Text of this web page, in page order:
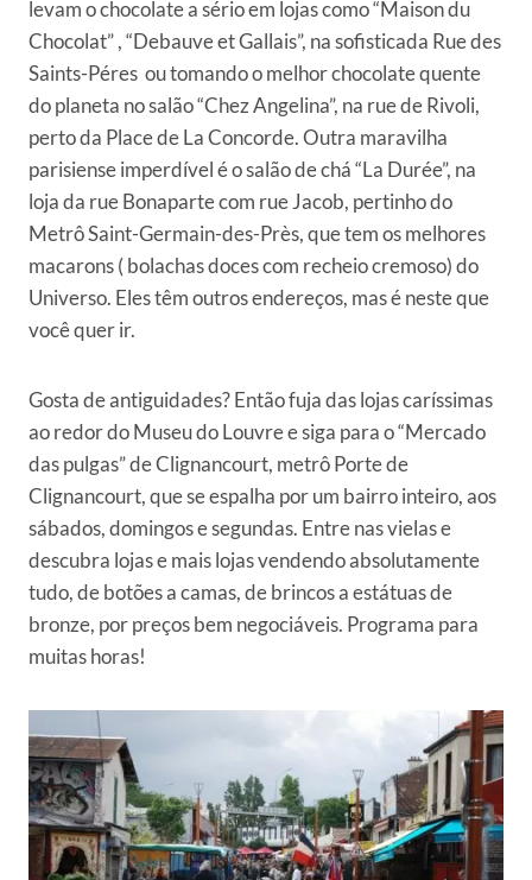
levam o chocolate a sério em lojas como “Maison du
Chocolat” , “Debauve et Gallais”, na sofisticada Rue des
Saints-Péres ou tomando o melhor chocolate quente
do planeta no salão “Chez Angelina”, na rue de Rivoli,
perto da Place de La Concorde. Outra maravilha
parisiense imperdível é o salão de chá “La Durée”, na
loja da rue Bonaparte com rue Jacob, pertinho do
Metrô Saint-Germain-des-Près, que tem os melhores
macarons ( bolachas doces com recheio cremoso) do
Universo. Eles têm outros endereços, mas é neste que
você quer ir.
Gosta de antiguidades? Então fuja das lojas caríssimas
ao redor do Museu do Louvre e siga para o “Mercado
das pulgas” de Clignancourt, metrô Porte de
Clignancourt, que se espalha por um bairro inteiro, aos
sábados, domingos e segundas. Entre nas vielas e
descubra lojas e mais lojas vendendo absolutamente
tudo, de botões a camas, de brincos a estátuas de
bronze, por preços bem negociáveis. Programa para
muitas horas!